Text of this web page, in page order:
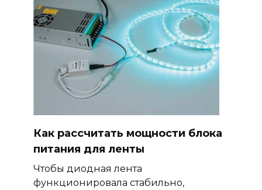
Как рассчитать мощности блока
питания для ленты
Чтобы диодная лента
функционировала стабильно,